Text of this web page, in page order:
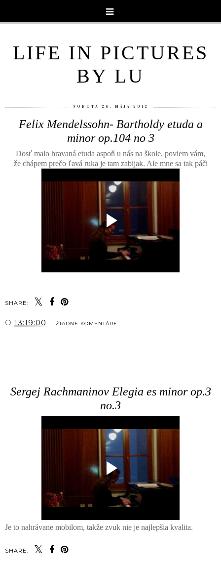
LIFE IN PICTURES
BY LU
SOBOTA 26. MÁJA 2012
Felix Mendelssohn- Bartholdy etuda a
minor op.104 no 3
Dosť malo hravaná etuda aspoň u nás na škole, poviem vám,
že chápem prečo ľavá ruka je tam zabijak. Ale mne sa tak páči
SHARE:
O 13:19:00 ŽIADNE KOMENTÁRE
Sergej Rachmaninov Elegia es minor op.3
no.3
Je to nahrávane mobilom, takže zvuk nie je najlepšia kvalita.
SHARE: